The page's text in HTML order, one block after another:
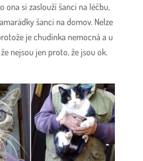
ona si zaslouží šanci na léčbu,
šanci na domov. Nelze
je chudinka nemocná a u
nejsou jen proto, že jsou ok.